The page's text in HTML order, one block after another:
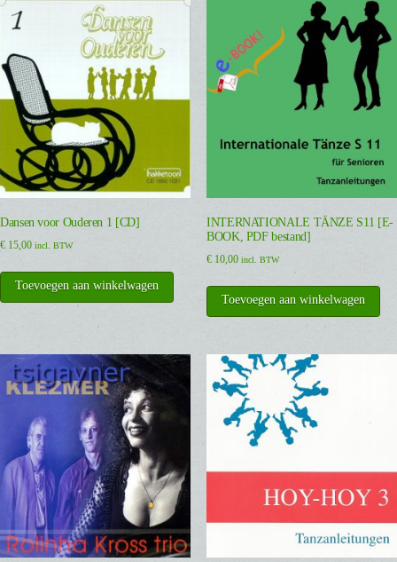
Dansen voor Ouderen 1 [CD]
€ 15,00 incl. BTW
Toevoegen aan winkelwagen
INTERNATIONALE TÄNZE S11 [E-
BOOK, PDF bestand]
€10,00 incl. BTW
Toevoegen aan winkelwagen